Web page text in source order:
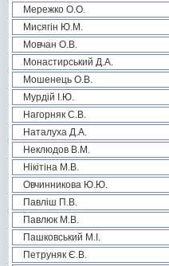
Мережко О.О.
Мисягін Ю.М.
Мовчан О.В.
Монастирський Д.А.
Мошенець О.В.
Мурдій І.Ю.
Нагорняк С.В.
Наталуха Д.А.
Неклюдов В.М.
Нікітіна М.В.
Овчинникова Ю.Ю.
Павліш П.В.
Павлюк М.В.
Пашковський М.І.
Петруняк Є.В.